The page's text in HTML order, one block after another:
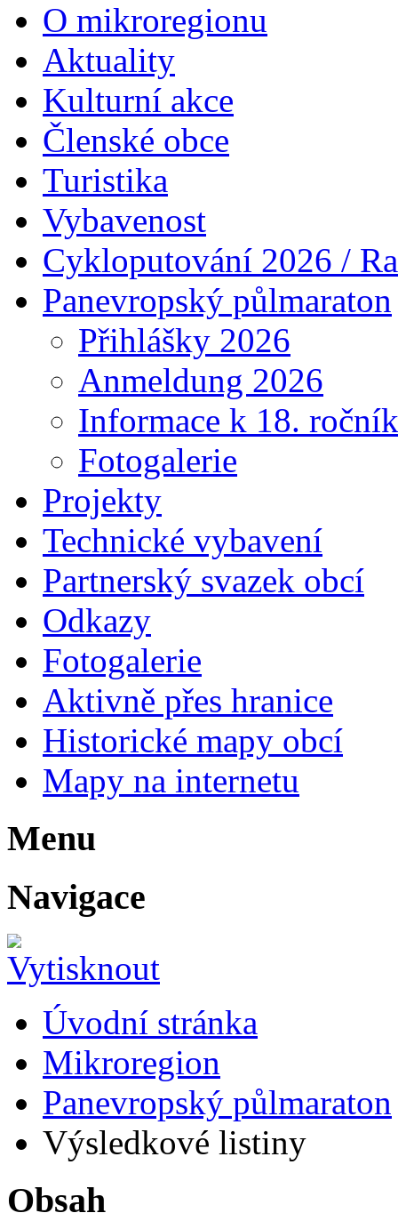
O mikroregionu
Aktuality
Kulturní akce
Členské obce
Turistika
Vybavenost
Cykloputování 2026 /
Panevropský půlmaraton
Přihlášky 2026
Anmeldung 2026
Informace k 18.
Fotogalerie
Projekty
Technické vybavení
Partnerský svazek obcí
Odkazy
Fotogalerie
Aktivně přes hranice
Historické mapy obcí
Mapy na internetu
Menu
Navigace
Úvodní stránka
Mikroregion
Panevropský půlmaraton
Výsledkové listiny
Obsah